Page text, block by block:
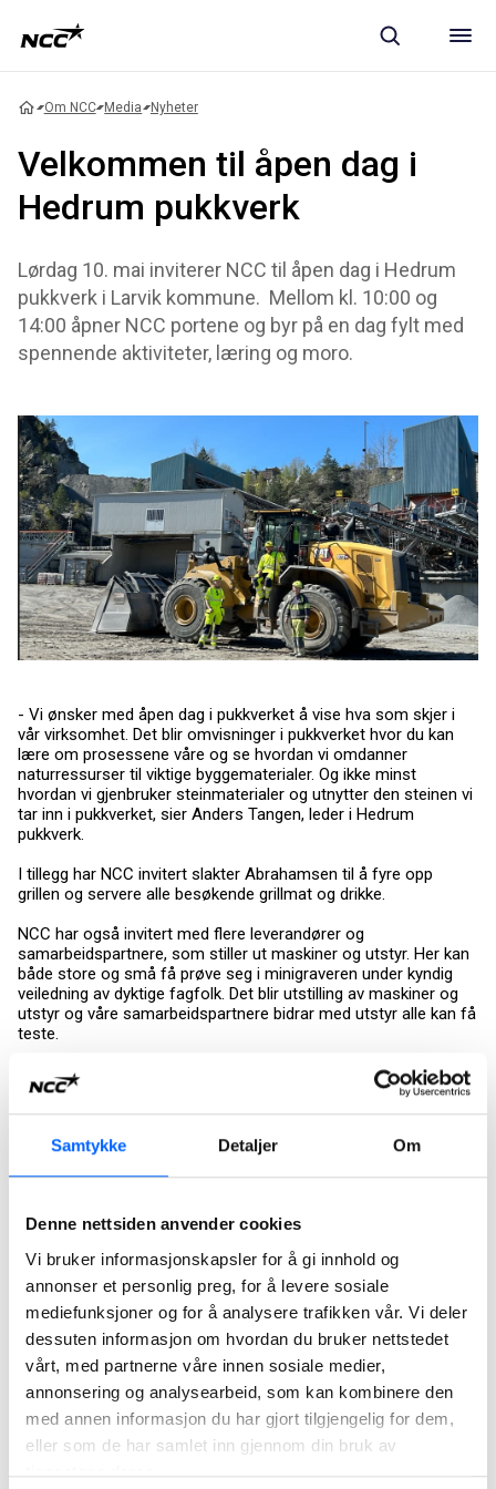
Samtykke Detaljer Om
Denne nettsiden anvender cookies
Vi bruker informasjonskapsler for å gi innhold og
annonser et personlig preg, for å levere sosiale
mediefunksjoner og for å analysere trafikken vår. Vi deler
dessuten informasjon om hvordan du bruker nettstedet
vårt, med partnerne våre innen sosiale medier,
annonsering og analysearbeid, som kan kombinere den
med annen informasjon du har gjort tilgjengelig for dem,
eller som de har samlet inn gjennom din bruk av
Om NCC Media Nyheter
Velkommen til åpen dag i
Hedrum pukkverk
Lørdag 10. mai inviterer NCC til åpen dag i Hedrum
pukkverk i Larvik kommune. Mellom kl. 10:00 og
14:00 åpner NCC portene og byr på en dag fylt med
spennende aktiviteter, læring og moro.
- Vi ønsker med åpen dag i pukkverket å vise hva som skjer i
vår virksomhet. Det blir omvisninger i pukkverket hvor du kan
lære om prosessene våre og se hvordan vi omdanner
naturressurser til viktige byggematerialer. Og ikke minst
hvordan vi gjenbruker steinmaterialer og utnytter den steinen vi
tar inn i pukkverket, sier Anders Tangen, leder i Hedrum
pukkverk.
I tillegg har NCC invitert slakter Abrahamsen til å fyre opp
grillen og servere alle besøkende grillmat og drikke.
NCC har også invitert med flere leverandører og
samarbeidspartnere, som stiller ut maskiner og utstyr. Her kan
både store og små få prøve seg i minigraveren under kyndig
veiledning av dyktige fagfolk. Det blir utstilling av maskiner og
utstyr og våre samarbeidspartnere bidrar med utstyr alle kan få
teste.
Les også NCC-bloggen
Et pukkverk er ikke lenger bare et pukkverk. Nå er Hedrum
Allerede i 2020 ble det i Hedrum pukkverk produsert
maskinsand av steinmaterialer som tidligere ble sett på som et
overskuddsmateriale. Nå er det en viktig ressurs som benyttes
i betongproduksjon.
- Bransjen er i en rivende utvikling. Det ønsker vi å vise alle som
besøker oss under åpen dag, sier Tangen.
Les mer om NCC Steinmaterialer
For de yngste har NCC lagt opp til morsomme og lærerike